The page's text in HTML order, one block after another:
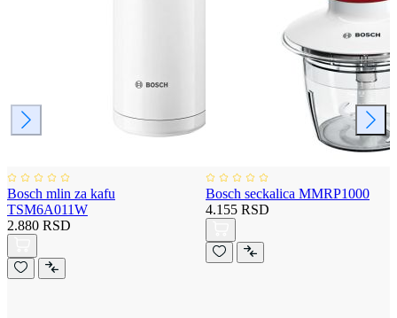
Bosch mlin za kafu
TSM6A011W
2.880 RSD
Bosch seckalica MMRP1000
4.155 RSD